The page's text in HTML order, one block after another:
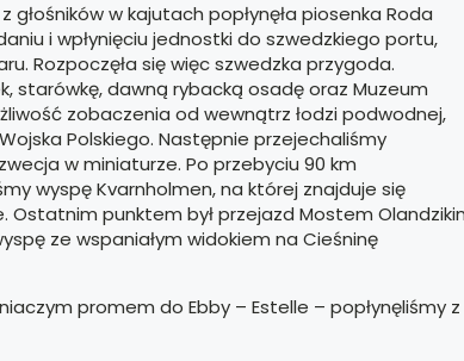
w kajutach popłynęła piosenka Roda
i wpłynięciu jednostki do szwedzkiego portu,
Rozpoczęła się więc szwedzka przygoda.
starówkę, dawną rybacką osadę oraz Muzeum
zobaczenia od wewnątrz łodzi podwodnej,
Polskiego. Następnie przejechaliśmy
w miniaturze. Po przebyciu 90 km
wyspę Kvarnholmen, na której znajduje się
punktem był przejazd Mostem
ze wspaniałym widokiem na Cieśninę
promem do Ebby – Estelle – popłynęliśmy z